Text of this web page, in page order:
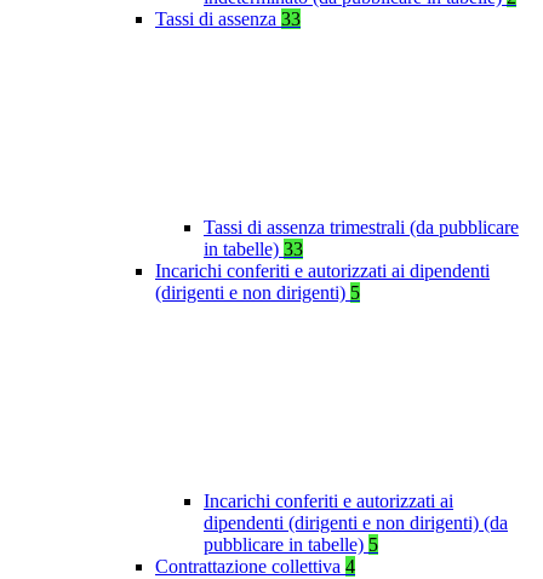
Tassi di assenza 33
Tassi di assenza trimestrali (da pubblicare
in tabelle) 33
Incarichi conferiti e autorizzati ai dipendenti
(dirigenti e non dirigenti) 5
Incarichi conferiti e autorizzati ai
dipendenti (dirigenti e non dirigenti) (da
pubblicare in tabelle) 5
Contrattazione collettiva 4